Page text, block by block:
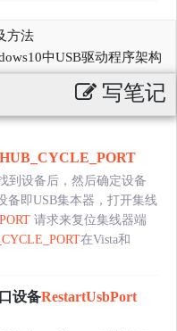
方法
中USB驱动程序架构
写笔记
到设备后，然后确定设备
备即USB集本器，打开集线
请求来复位集线器端
在Vista和
设备RestartUsbPort